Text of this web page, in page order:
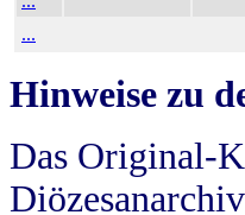
...
Hinweise zu
Das Original-